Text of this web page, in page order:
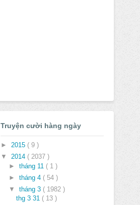
Truyện cười hàng ngày
► 2015 ( 9 )
▼ 2014 ( 2037 )
► tháng 11 ( 1 )
► tháng 4 ( 54 )
▼ tháng 3 ( 1982 )
thg 3 31 ( 13 )